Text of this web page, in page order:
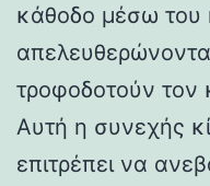
κάθοδο μέσω του
τροφοδοτούν τον
Αυτή η συνεχής
επιτρέπει να